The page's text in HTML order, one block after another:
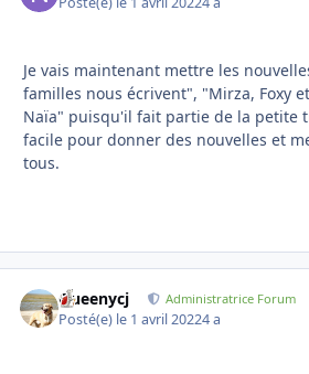
Je vais maintenant mettre les
familles nous écrivent", "Mirza, Foxy
Naïa" puisqu'il fait partie de la petite
facile pour donner des nouvelles et
tous.
Queenycj Administratrice Forum
Posté(e) le 1 avril 20224 a